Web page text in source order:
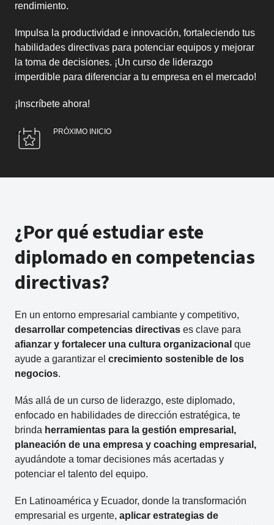
rendimiento.
Impulsa la productividad e innovación, fortaleciendo tus
habilidades directivas para potenciar equipos y mejorar
la toma de decisiones. ¡Un curso de liderazgo
imperdible para diferenciar a tu empresa en el mercado!
¡Inscríbete ahora!
PRÓXIMO INICIO
¿Por qué estudiar este
diplomado en competencias
directivas?
En un entorno empresarial cambiante y competitivo,
desarrollar competencias directivas es clave para
afianzar y fortalecer una cultura organizacional que
ayude a garantizar el crecimiento sostenible de los
negocios.
Más allá de un curso de liderazgo, este diplomado,
enfocado en habilidades de dirección estratégica, te
brinda herramientas para la gestión empresarial,
planeación de una empresa y coaching empresarial,
ayudándote a tomar decisiones más acertadas y
potenciar el talento del equipo.
En Latinoamérica y Ecuador, donde la transformación
empresarial es urgente, aplicar estrategias de